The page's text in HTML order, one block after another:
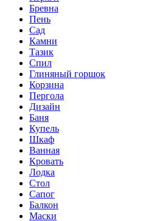
Бревна
Пень
Сад
Камни
Тазик
Спил
Глиняный горшок
Корзина
Пергола
Дизайн
Баня
Купель
Шкаф
Ванная
Кровать
Лодка
Стол
Сапог
Балкон
Маски